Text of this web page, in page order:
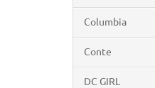
Columbia
Conte
DC GIRL